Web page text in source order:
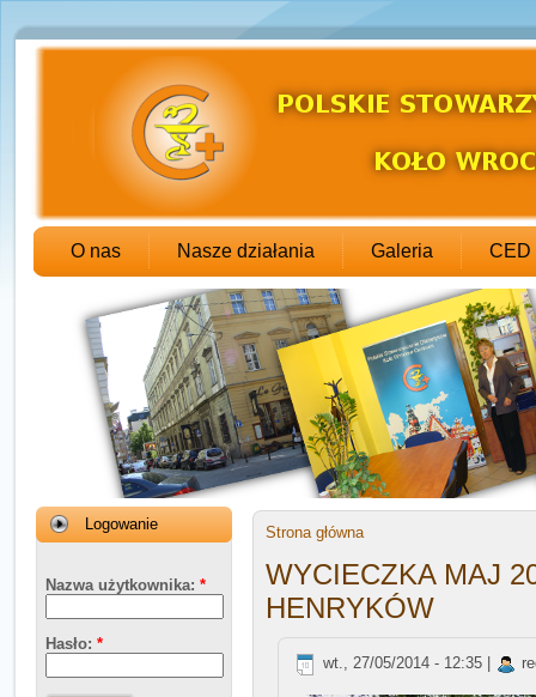
O nas Nasze działania Galeria CED
Logowanie
Nazwa użytkownika: *
Hasło: *
Strona główna
WYCIECZKA MAJ
HENRYKÓW
wt., 27/05/2014 - 12:35 |